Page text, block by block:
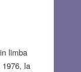
limba
la